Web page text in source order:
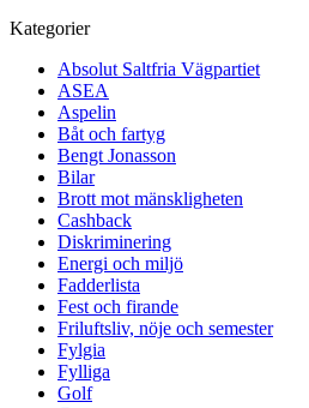
Kategorier
Absolut Saltfria Vägpartiet
ASEA
Aspelin
Båt och fartyg
Bengt Jonasson
Bilar
Brott mot mänskligheten
Cashback
Diskriminering
Energi och miljö
Fadderlista
Fest och firande
Friluftsliv, nöje och semester
Fylgia
Fylliga
Golf